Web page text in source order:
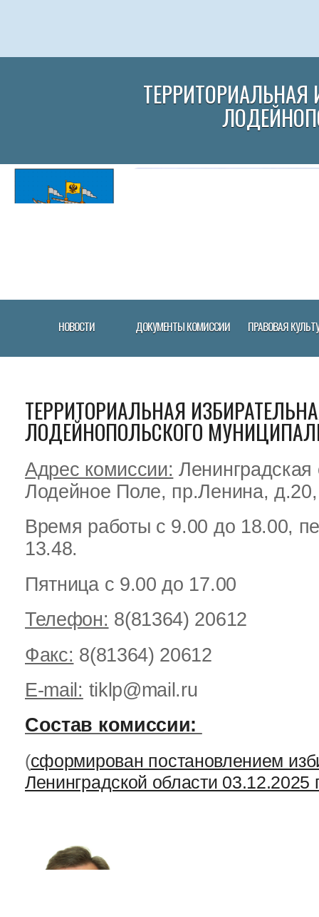
НОВОСТИ ДОКУМЕНТЫ КОМИССИИ ПРАВОВАЯ
ТЕРРИТОРИАЛЬНАЯ
ЛОДЕЙНОПОЛЬСКОГО
Адрес комиссии: Ленинградская
Лодейное Поле, пр.Ленина,
Время работы с 9.00 до 18.00,
13.48.
Пятница с 9.00 до 17.00
Телефон: 8(81364) 20612
Факс: 8(81364) 20612
E-mail: tiklp@mail.ru
Состав комиссии:
(сформирован постановлением
Ленинградской области